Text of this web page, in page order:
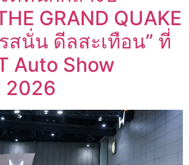
GRAND QUAKE
สนั่น ดีลสะเทือน” ที่
Auto Show
2026